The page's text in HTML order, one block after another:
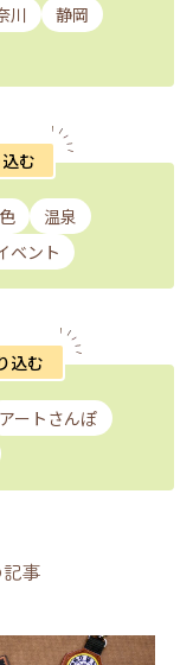
川
静岡
む
温泉
ベント
込む
アートさんぽ
事